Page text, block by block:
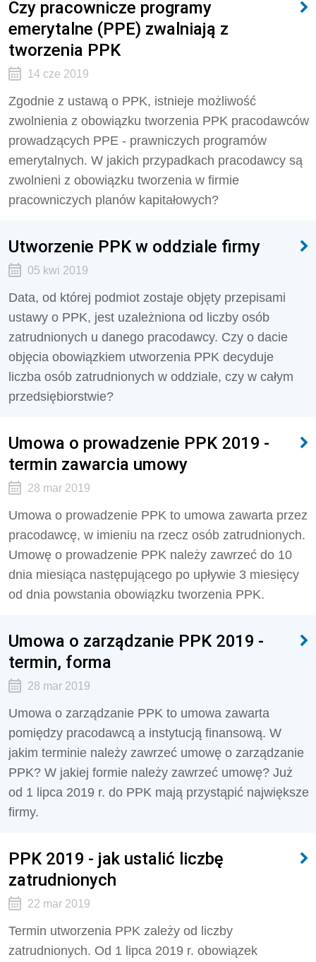
Czy pracownicze programy
emerytalne (PPE) zwalniają z
tworzenia PPK
14 cze 2019
Zgodnie z ustawą o PPK, istnieje możliwość
zwolnienia z obowiązku tworzenia PPK pracodawców
prowadzących PPE - prawniczych programów
emerytalnych. W jakich przypadkach pracodawcy są
zwolnieni z obowiązku tworzenia w firmie
pracowniczych planów kapitałowych?
Utworzenie PPK w oddziale firmy
05 kwi 2019
Data, od której podmiot zostaje objęty przepisami
ustawy o PPK, jest uzależniona od liczby osób
zatrudnionych u danego pracodawcy. Czy o dacie
objęcia obowiązkiem utworzenia PPK decyduje
liczba osób zatrudnionych w oddziale, czy w całym
przedsiębiorstwie?
Umowa o prowadzenie PPK 2019 -
termin zawarcia umowy
28 mar 2019
Umowa o prowadzenie PPK to umowa zawarta przez
pracodawcę, w imieniu na rzecz osób zatrudnionych.
Umowę o prowadzenie PPK należy zawrzeć do 10
dnia miesiąca następującego po upływie 3 miesięcy
od dnia powstania obowiązku tworzenia PPK.
Umowa o zarządzanie PPK 2019 -
termin, forma
28 mar 2019
Umowa o zarządzanie PPK to umowa zawarta
pomiędzy pracodawcą a instytucją finansową. W
jakim terminie należy zawrzeć umowę o zarządzanie
PPK? W jakiej formie należy zawrzeć umowę? Już
od 1 lipca 2019 r. do PPK mają przystąpić największe
firmy.
PPK 2019 - jak ustalić liczbę
zatrudnionych
22 mar 2019
Termin utworzenia PPK zależy od liczby
zatrudnionych. Od 1 lipca 2019 r. obowiązek